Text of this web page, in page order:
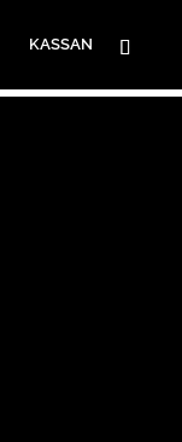
KASSAN